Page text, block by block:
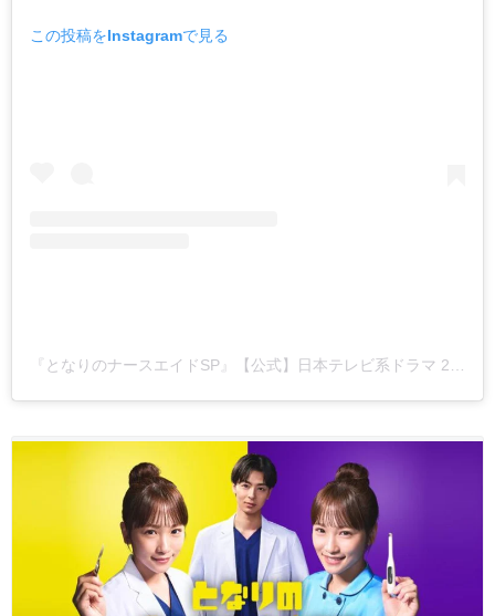
この投稿をInstagramで見る